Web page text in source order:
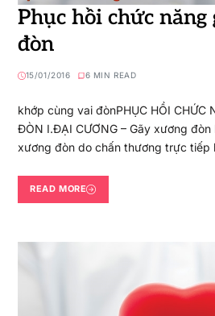
Phục hồi chức năng
đòn
15/01/2016 6 MIN READ
khớp cùng vai đònPHỤC HỒI CHỨC
ĐÒN I.ĐẠI CƯƠNG – Gãy xương
xương đòn do chấn thương trực tiếp
READ MORE